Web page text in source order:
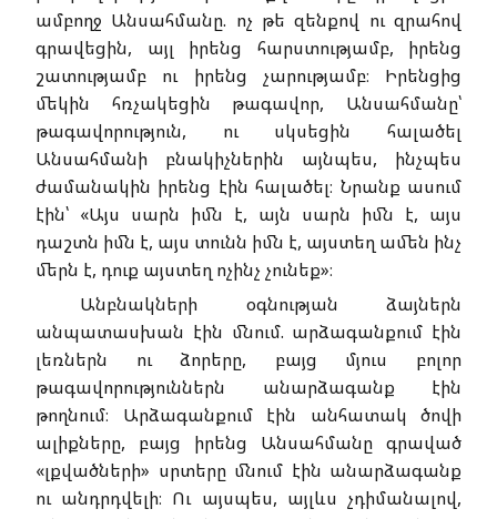
ամբողջ Անսահմանը. ոչ թե զենքով ու զրահով
գրավեցին, այլ իրենց հարստությամբ, իրենց
շատությամբ ու իրենց չարությամբ։ Իրենցից
մեկին հռչակեցին թագավոր, Անսահմանը՝
թագավորություն, ու սկսեցին հալածել
Անսահմանի բնակիչներին այնպես, ինչպես
ժամանակին իրենց էին հալածել։ Նրանք ասում
էին՝ «Այս սարն իմն է, այն սարն իմն է, այս
դաշտն իմն է, այս տունն իմն է, այստեղ ամեն ինչ
մերն է, դուք այստեղ ոչինչ չունեք»։
Անբնակների օգնության ձայներն
անպատասխան էին մնում. արձագանքում էին
լեռներն ու ձորերը, բայց մյուս բոլոր
թագավորություններն անարձագանք էին
թողնում։ Արձագանքում էին անհատակ ծովի
ալիքները, բայց իրենց Անսահմանը գրաված
«լքվածների» սրտերը մնում էին անարձագանք
ու անդրդվելի։ Ու այսպես, այլևս չդիմանալով,